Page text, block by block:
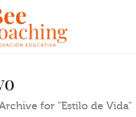
for "Estilo de Vida"